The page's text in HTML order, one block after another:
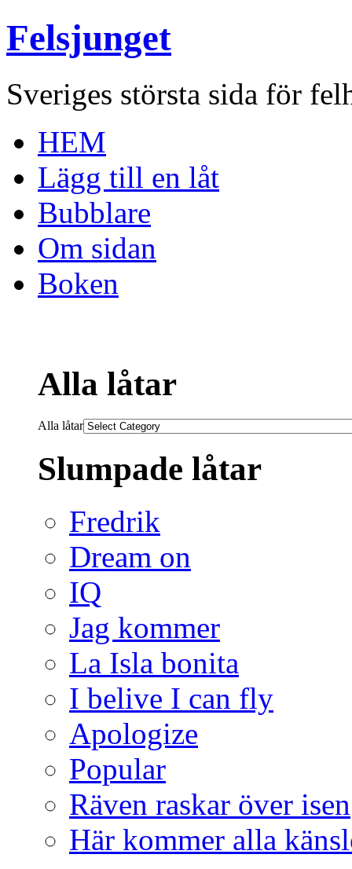
Felsjunget
Sveriges största sida för
HEM
Lägg till en låt
Bubblare
Om sidan
Boken
Alla låtar
Alla låtar
Slumpade låtar
Fredrik
Dream on
IQ
Jag kommer
La Isla bonita
I belive I can fly
Apologize
Popular
Räven raskar över isen
Här kommer alla